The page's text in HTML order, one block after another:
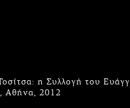
η Συλλογή του
Αθήνα, 2012